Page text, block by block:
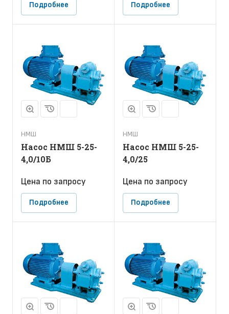
Подробнее Подробнее
НМШ
Насос НМШ 5-25-
4,0/10Б
Цена по запросу
Подробнее
НМШ
Насос НМШ 5-25-
4,0/25
Цена по запросу
Подробнее